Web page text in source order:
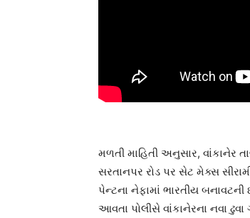
મળતી માહિતી અનુસાર, વાંકાનેર
સરતાનપર રોડ પર સેટ મેક્સ
પેન્ટના નેફામાં ભારતીય
આવતા પોલીસે વાંકાનેરના નવા